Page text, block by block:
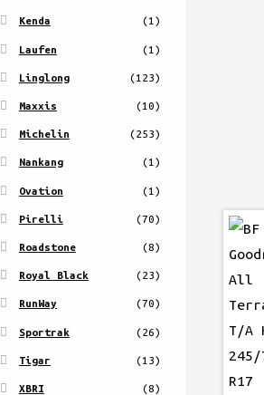
Kenda (1)
Laufen (1)
Linglong (123)
Maxxis (10)
Michelin (253)
Nankang (1)
Ovation (1)
Pirelli (70)
Roadstone (8)
Royal Black (23)
RunWay (70)
Sportrak (26)
Tigar (13)
XBRI (8)